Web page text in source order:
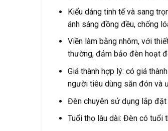
Kiểu dáng tinh tế và sang
ánh sáng đồng đều, chống
Viền làm bằng nhôm, với
thường, đảm bảo đèn hoạt
Giá thành hợp lý: có giá
người tiêu dùng săn đón và
Đèn chuyên sử dụng lắp
Tuổi thọ lâu dài: Đèn có tuổi